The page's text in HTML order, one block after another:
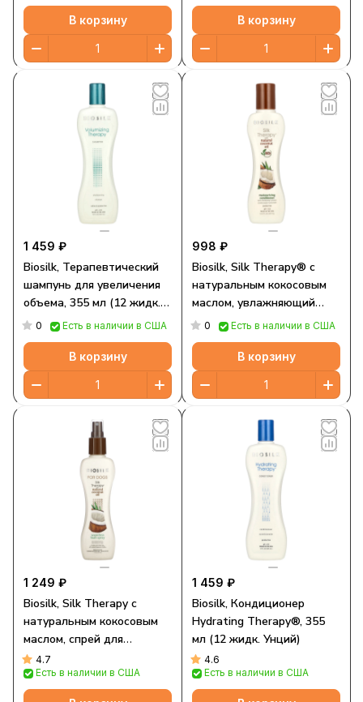
В корзину В корзину
1 459 ₽
Biosilk, Терапевтический
шампунь для увеличения
объема, 355 мл (12 жидк.
Унций)
0 Есть в наличии в США
В корзину
998 ₽
Biosilk, Silk Therapy® с
натуральным кокосовым
маслом, увлажняющий
кондиционер, 167 мл (5,64
жидк. Унции)
0 Есть в наличии в США
В корзину
1 249 ₽
Biosilk, Silk Therapy с
натуральным кокосовым
маслом, спрей для
безводной ванны, для
собак, 207 мл (7 жидк.
Унций)
4.7
Есть в наличии в США
1 459 ₽
Biosilk, Кондиционер
Hydrating Therapy®, 355
мл (12 жидк. Унций)
4.6
Есть в наличии в США